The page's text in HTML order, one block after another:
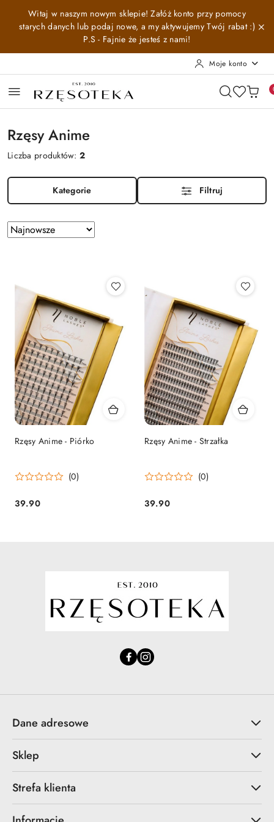
Przejdź do treści głównej
Przejdź do wyszukiwarki
Przejdź do moje konto
Przejdź do menu głównego
Przejdź do stopki
Witaj w naszym nowym sklepie! Załóż konto przy pomocy
starych danych lub podaj nowe, a my aktywujemy Twój rabat :)
P.S - Fajnie że jesteś z nami!
Moje konto
Rzęsy Anime
Liczba produktów:2
Kategorie Filtruj
Zastosowano
sortowanie:
Sortuj
według
Rzęsy Anime - Piórko
(0)
Cena:
39.90
Rzęsy Anime - Strzałka
(0)
Cena:
39.90
Dane adresowe
Sklep
Strefa klienta